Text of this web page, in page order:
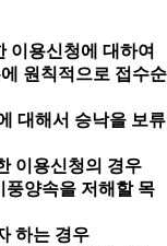
이용신청에 대하여
원칙적으로 접수순
대해서 승낙을 보류
이용신청의 경우
양속을 저해할 목
하는 경우